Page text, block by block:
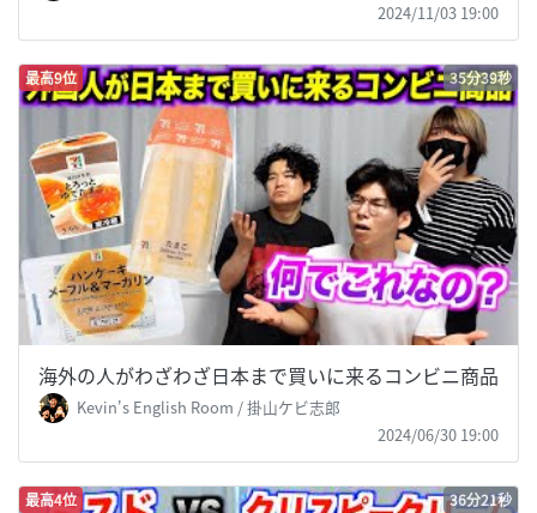
2024/11/03 19:00
最高9位 35分39秒
海外の人がわざわざ日本まで買いに来るコンビニ商品
Kevin's English Room / 掛山ケビ志郎
2024/06/30 19:00
最高4位 36分21秒